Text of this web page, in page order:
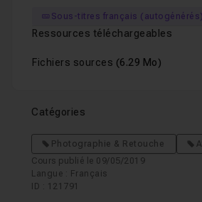
Sous-titres français (autogénérés)
Ressources téléchargeables
Fichiers sources (6.29 Mo)
Catégories
Photographie & Retouche
Cours publié le 09/05/2019
Langue : Français
ID : 121791